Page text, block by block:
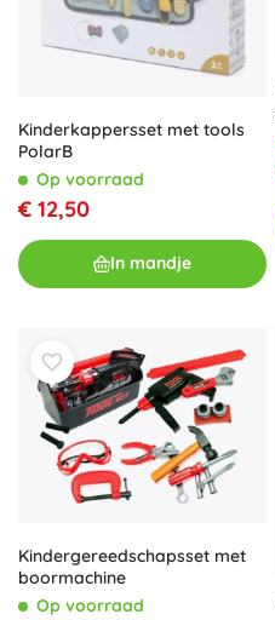
Kinderkappersset met tools
PolarB
Op voorraad
€ 12,50
In mandje
Kindergereedschapsset met
boormachine
Op voorraad